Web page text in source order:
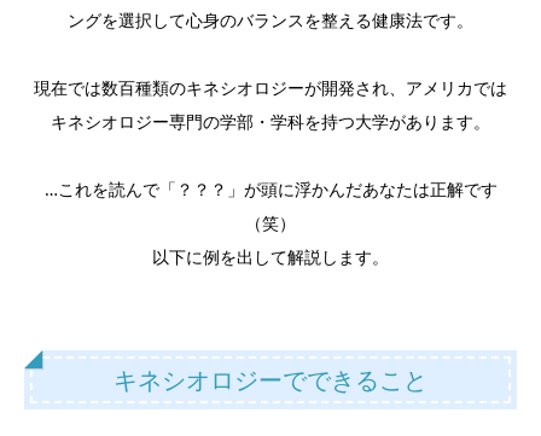
ングを選択して心身のバランスを整える健康法です。
現在では数百種類のキネシオロジーが開発され、アメリカでは
キネシオロジー専門の学部・学科を持つ大学があります。
…これを読んで「？？？」が頭に浮かんだあなたは正解です
（笑）
以下に例を出して解説します。
キネシオロジーでできること